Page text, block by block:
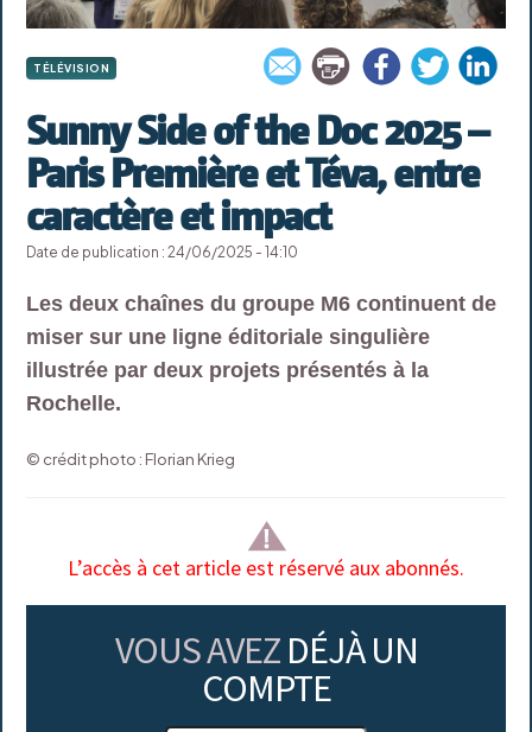
TÉLÉVISION
Sunny Side of the Doc 2025 –
Paris Première et Téva, entre
caractère et impact
Date de publication : 24/06/2025 - 14:10
Les deux chaînes du groupe M6 continuent de
miser sur une ligne éditoriale singulière
illustrée par deux projets présentés à la
Rochelle.
© crédit photo : Florian Krieg
L’accès à cet article est réservé aux abonnés.
VOUS AVEZ DÉJÀ UN
COMPTE